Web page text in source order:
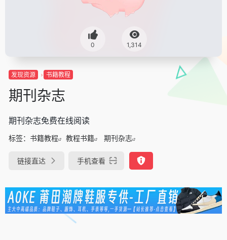
0 1,314
发现资源 书籍教程
期刊杂志
期刊杂志免费在线阅读
标签： 书籍教程 教程书籍 期刊杂志
链接直达 手机查看